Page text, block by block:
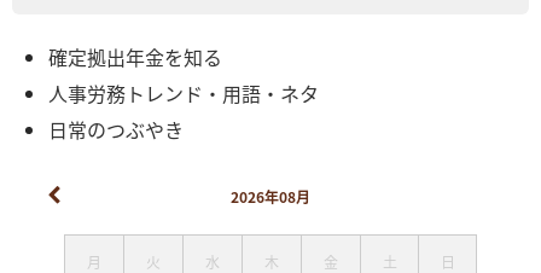
確定拠出年金を知る
人事労務トレンド・用語・ネタ
日常のつぶやき
2026年08月
月 火 水 木 金 土 日